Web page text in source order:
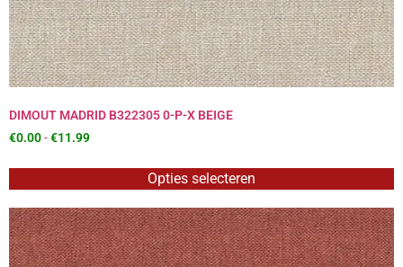
DIMOUT MADRID B322305 0-P-X BEIGE
€0.00-€11.99
Opties selecteren